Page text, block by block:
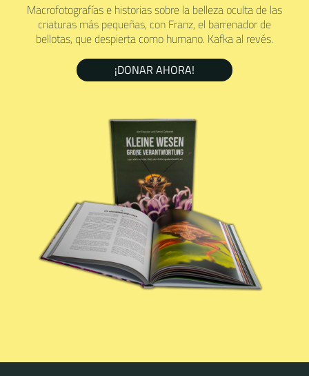
Macrofotografías e historias sobre la belleza oculta de las
criaturas más pequeñas, con Franz, el barrenador de
bellotas, que despierta como humano. Kafka al revés.
¡DONAR AHORA!